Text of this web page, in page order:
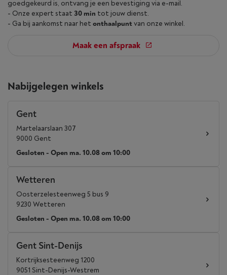
goedgekeurd is, ontvang je een bevestiging via e-mail.
- Onze expert staat 30 min tot jouw dienst.
- Ga bij aankomst naar het onthaalpuntvan onze winkel.
Maak een afspraak
Nabijgelegen winkels
Gent
Martelaarslaan 307
9000 Gent
Gesloten - Open ma. 10.08 om 10:00
Wetteren
Oosterzelesteenweg 5 bus 9
9230 Wetteren
Gesloten - Open ma. 10.08 om 10:00
Gent Sint-Denijs
Kortrijksesteenweg 1200
9051 Sint-Denijs-Westrem